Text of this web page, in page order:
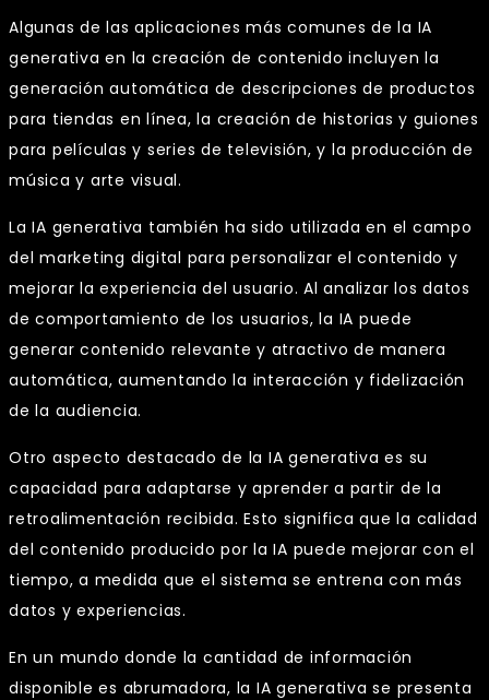
Algunas de las aplicaciones más comunes de la IA
generativa en la creación de contenido incluyen la
generación automática de descripciones de productos
para tiendas en línea, la creación de historias y guiones
para películas y series de televisión, y la producción de
música y arte visual.
La IA generativa también ha sido utilizada en el campo
del marketing digital para personalizar el contenido y
mejorar la experiencia del usuario. Al analizar los datos
de comportamiento de los usuarios, la IA puede
generar contenido relevante y atractivo de manera
automática, aumentando la interacción y fidelización
de la audiencia.
Otro aspecto destacado de la IA generativa es su
capacidad para adaptarse y aprender a partir de la
retroalimentación recibida. Esto significa que la calidad
del contenido producido por la IA puede mejorar con el
tiempo, a medida que el sistema se entrena con más
datos y experiencias.
En un mundo donde la cantidad de información
disponible es abrumadora, la IA generativa se presenta